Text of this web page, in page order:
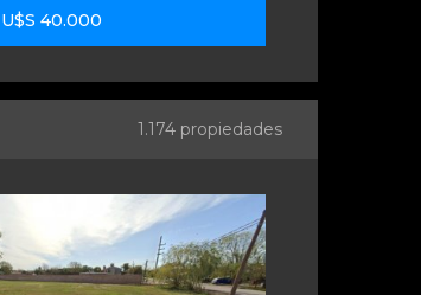
U$S 40.000
1.174 propiedades